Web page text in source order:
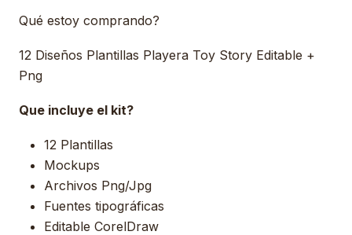
Qué estoy comprando?
12 Diseños Plantillas Playera Toy Story Editable +
Png
Que incluye el kit?
12 Plantillas
Mockups
Archivos Png/Jpg
Fuentes tipográficas
Editable CorelDraw